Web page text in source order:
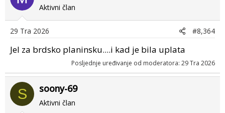
t
i
o
n
s
Aktivni član
29 Tra 2026 #8,364
Jel za brdsko planinsku....i kad je bila uplata
Posljednje uređivanje od moderatora: 29 Tra 2026
S soony-69
Aktivni član